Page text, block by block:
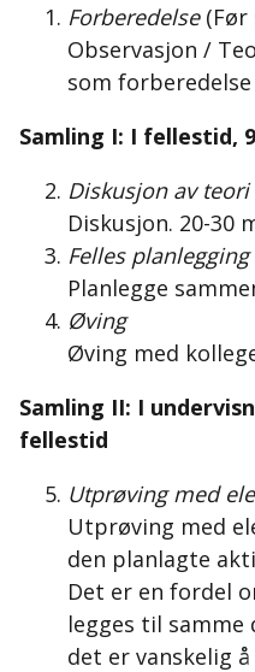
Forberedelse
Observasjon /
som
Samling I: I fellestid,
Diskusjon av teori
Diskusjon. 20-30
Felles planlegging
Planlegge
Øving
Øving med
Samling II: I
fellestid
Utprøving med
Utprøving med
den planlagte
Det er en fordel
legges til samme
det er vanskelig